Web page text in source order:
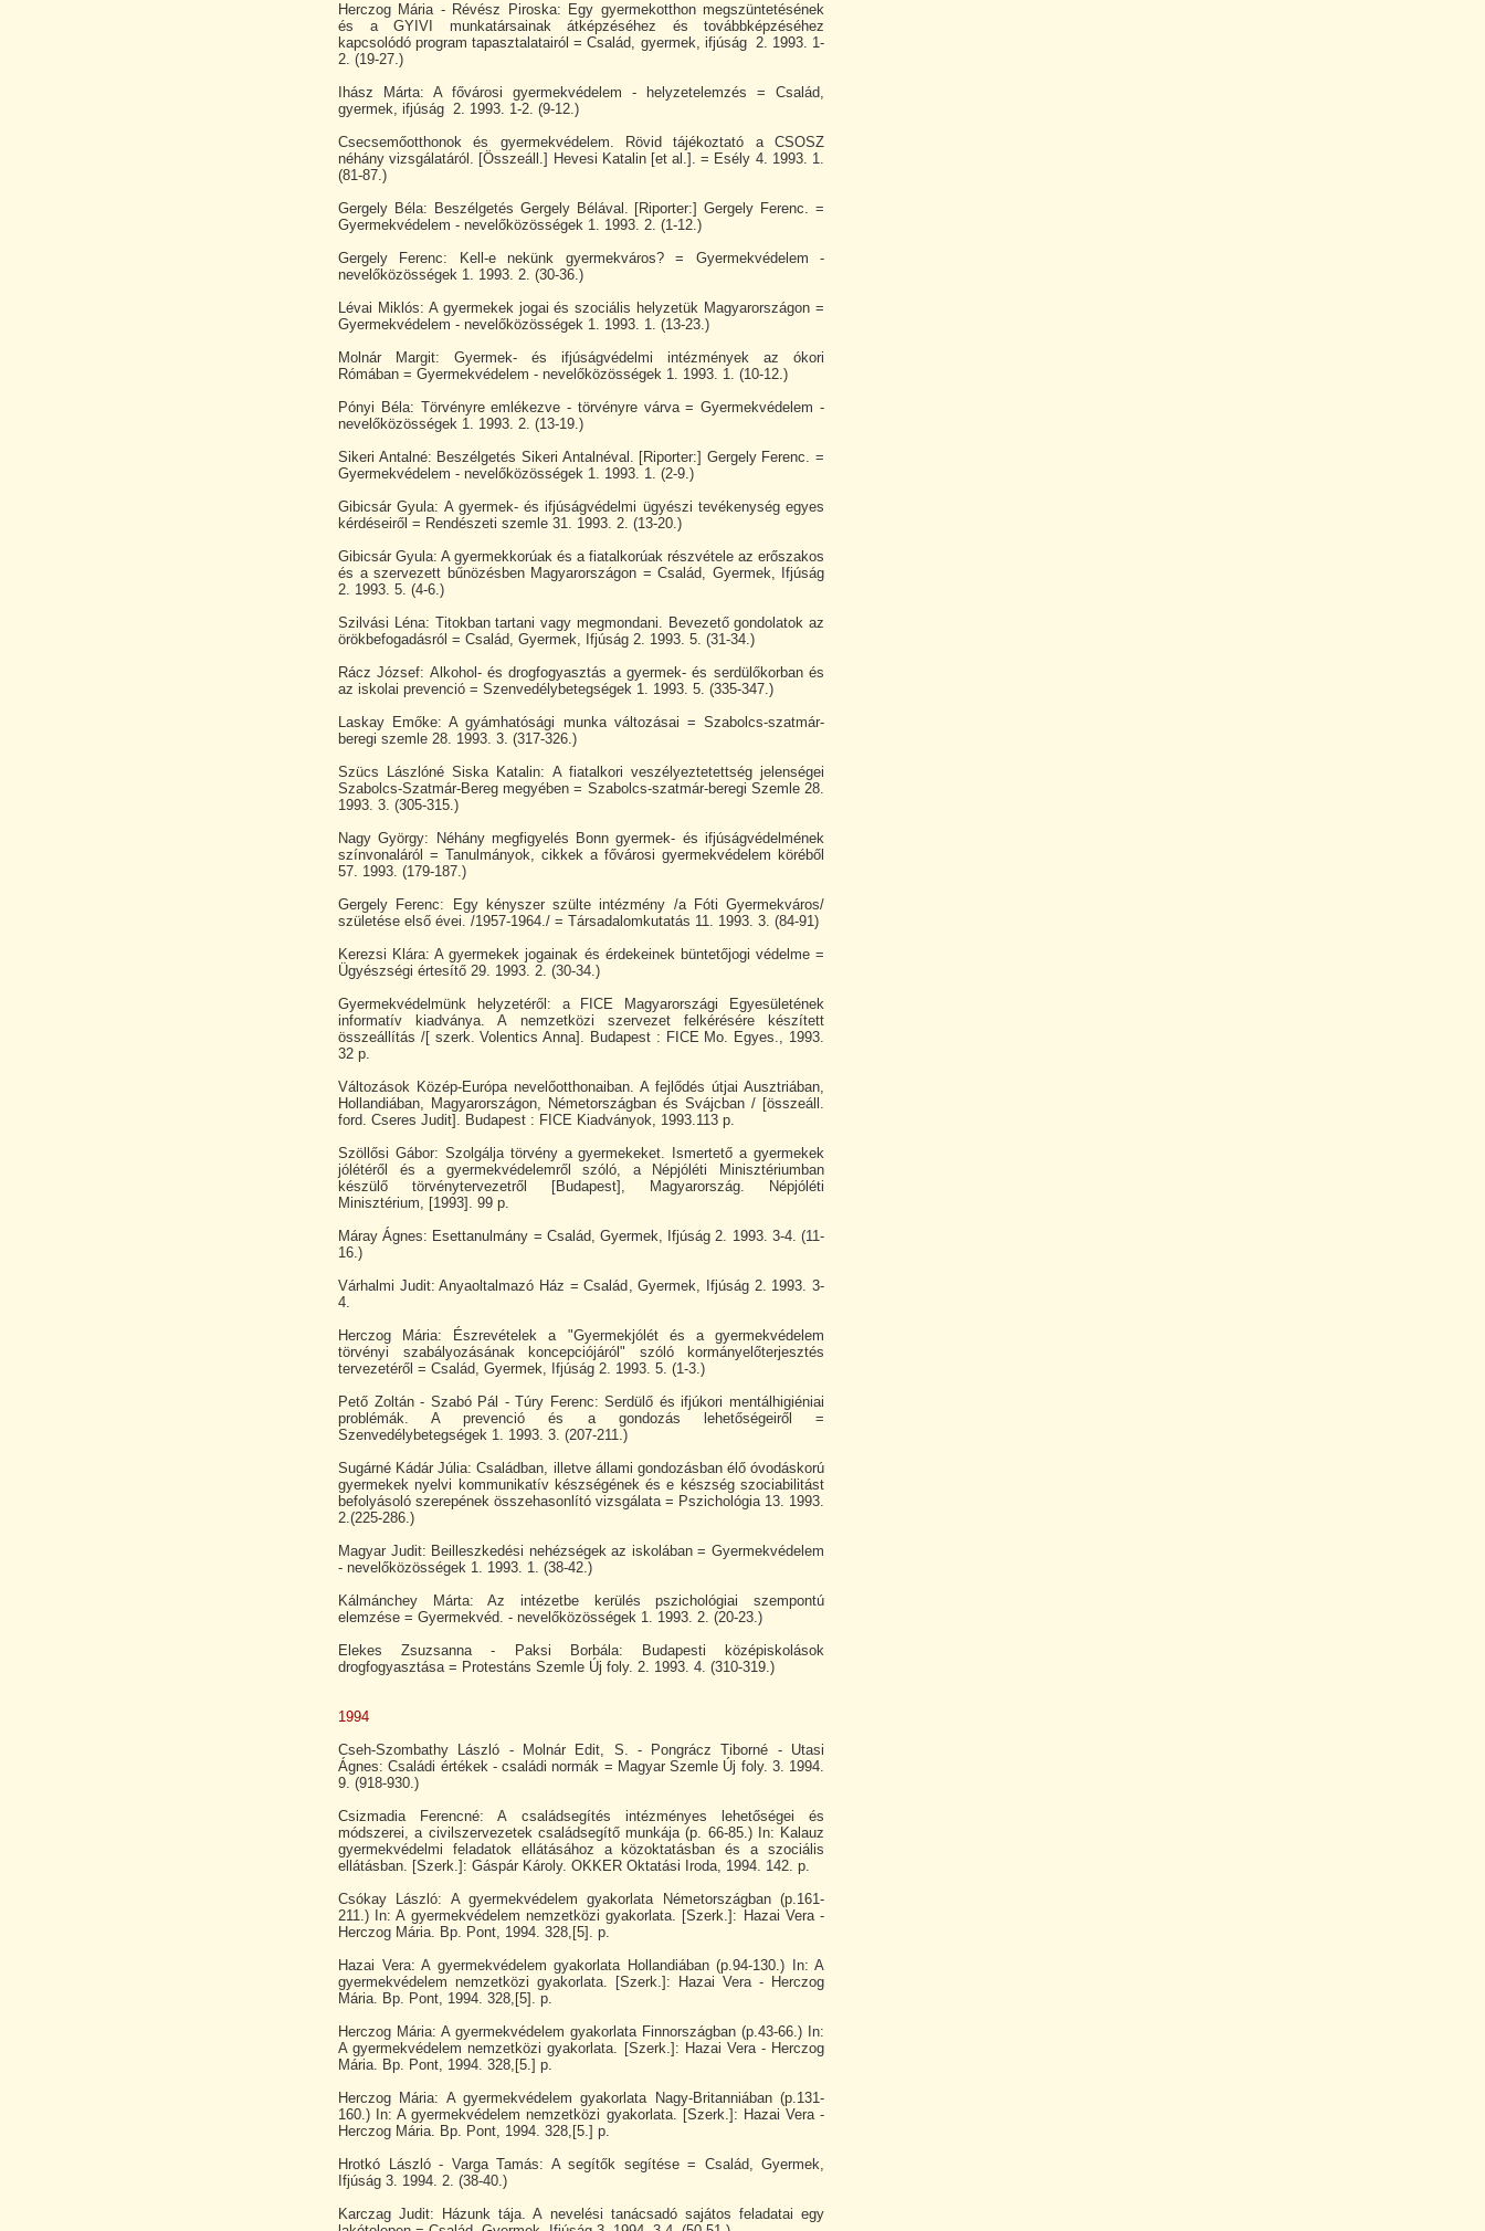
Herczog Mária - Révész Piroska: Egy gyermekotthon megszüntetésének
és a GYIVI munkatársainak átképzéséhez és továbbképzéséhez
kapcsolódó program tapasztalatairól = Család, gyermek, ifjúság 2. 1993. 1-
2. (19-27.)
Ihász Márta: A fővárosi gyermekvédelem - helyzetelemzés = Család,
gyermek, ifjúság 2. 1993. 1-2. (9-12.)
Csecsemőotthonok és gyermekvédelem. Rövid tájékoztató a CSOSZ
néhány vizsgálatáról. [Összeáll.] Hevesi Katalin [et al.]. = Esély 4. 1993. 1.
(81-87.)
Gergely Béla: Beszélgetés Gergely Bélával. [Riporter:] Gergely Ferenc. =
Gyermekvédelem - nevelőközösségek 1. 1993. 2. (1-12.)
Gergely Ferenc: Kell-e nekünk gyermekváros? = Gyermekvédelem -
nevelőközösségek 1. 1993. 2. (30-36.)
Lévai Miklós: A gyermekek jogai és szociális helyzetük Magyarországon =
Gyermekvédelem - nevelőközösségek 1. 1993. 1. (13-23.)
Molnár Margit: Gyermek- és ifjúságvédelmi intézmények az ókori
Rómában = Gyermekvédelem - nevelőközösségek 1. 1993. 1. (10-12.)
Pónyi Béla: Törvényre emlékezve - törvényre várva = Gyermekvédelem -
nevelőközösségek 1. 1993. 2. (13-19.)
Sikeri Antalné: Beszélgetés Sikeri Antalnéval. [Riporter:] Gergely Ferenc. =
Gyermekvédelem - nevelőközösségek 1. 1993. 1. (2-9.)
Gibicsár Gyula: A gyermek- és ifjúságvédelmi ügyészi tevékenység egyes
kérdéseiről = Rendészeti szemle 31. 1993. 2. (13-20.)
Gibicsár Gyula: A gyermekkorúak és a fiatalkorúak részvétele az erőszakos
és a szervezett bűnözésben Magyarországon = Család, Gyermek, Ifjúság
2. 1993. 5. (4-6.)
Szilvási Léna: Titokban tartani vagy megmondani. Bevezető gondolatok az
örökbefogadásról = Család, Gyermek, Ifjúság 2. 1993. 5. (31-34.)
Rácz József: Alkohol- és drogfogyasztás a gyermek- és serdülőkorban és
az iskolai prevenció = Szenvedélybetegségek 1. 1993. 5. (335-347.)
Laskay Emőke: A gyámhatósági munka változásai = Szabolcs-szatmár-
beregi szemle 28. 1993. 3. (317-326.)
Szücs Lászlóné Siska Katalin: A fiatalkori veszélyeztetettség jelenségei
Szabolcs-Szatmár-Bereg megyében = Szabolcs-szatmár-beregi Szemle 28.
1993. 3. (305-315.)
Nagy György: Néhány megfigyelés Bonn gyermek- és ifjúságvédelmének
színvonaláról = Tanulmányok, cikkek a fővárosi gyermekvédelem köréből
57. 1993. (179-187.)
Gergely Ferenc: Egy kényszer szülte intézmény /a Fóti Gyermekváros/
születése első évei. /1957-1964./ = Társadalomkutatás 11. 1993. 3. (84-91)
Kerezsi Klára: A gyermekek jogainak és érdekeinek büntetőjogi védelme =
Ügyészségi értesítő 29. 1993. 2. (30-34.)
Gyermekvédelmünk helyzetéről: a FICE Magyarországi Egyesületének
informatív kiadványa. A nemzetközi szervezet felkérésére készített
összeállítás /[ szerk. Volentics Anna]. Budapest : FICE Mo. Egyes., 1993.
32 p.
Változások Közép-Európa nevelőotthonaiban. A fejlődés útjai Ausztriában,
Hollandiában, Magyarországon, Németországban és Svájcban / [összeáll.
ford. Cseres Judit]. Budapest : FICE Kiadványok, 1993.113 p.
Szöllősi Gábor: Szolgálja törvény a gyermekeket. Ismertető a gyermekek
jólétéről és a gyermekvédelemről szóló, a Népjóléti Minisztériumban
készülő törvénytervezetről [Budapest], Magyarország. Népjóléti
Minisztérium, [1993]. 99 p.
Máray Ágnes: Esettanulmány = Család, Gyermek, Ifjúság 2. 1993. 3-4. (11-
16.)
Várhalmi Judit: Anyaoltalmazó Ház = Család, Gyermek, Ifjúság 2. 1993. 3-
4.
Herczog Mária: Észrevételek a "Gyermekjólét és a gyermekvédelem
törvényi szabályozásának koncepciójáról" szóló kormányelőterjesztés
tervezetéről = Család, Gyermek, Ifjúság 2. 1993. 5. (1-3.)
Pető Zoltán - Szabó Pál - Túry Ferenc: Serdülő és ifjúkori mentálhigiéniai
problémák. A prevenció és a gondozás lehetőségeiről =
Szenvedélybetegségek 1. 1993. 3. (207-211.)
Sugárné Kádár Júlia: Családban, illetve állami gondozásban élő óvodáskorú
gyermekek nyelvi kommunikatív készségének és e készség szociabilitást
befolyásoló szerepének összehasonlító vizsgálata = Pszichológia 13. 1993.
2.(225-286.)
Magyar Judit: Beilleszkedési nehézségek az iskolában = Gyermekvédelem
- nevelőközösségek 1. 1993. 1. (38-42.)
Kálmánchey Márta: Az intézetbe kerülés pszichológiai szempontú
elemzése = Gyermekvéd. - nevelőközösségek 1. 1993. 2. (20-23.)
Elekes Zsuzsanna - Paksi Borbála: Budapesti középiskolások
drogfogyasztása = Protestáns Szemle Új foly. 2. 1993. 4. (310-319.)
1994
Cseh-Szombathy László - Molnár Edit, S. - Pongrácz Tiborné - Utasi
Ágnes: Családi értékek - családi normák = Magyar Szemle Új foly. 3. 1994.
9. (918-930.)
Csizmadia Ferencné: A családsegítés intézményes lehetőségei és
módszerei, a civilszervezetek családsegítő munkája (p. 66-85.) In: Kalauz
gyermekvédelmi feladatok ellátásához a közoktatásban és a szociális
ellátásban. [Szerk.]: Gáspár Károly. OKKER Oktatási Iroda, 1994. 142. p.
Csókay László: A gyermekvédelem gyakorlata Németországban (p.161-
211.) In: A gyermekvédelem nemzetközi gyakorlata. [Szerk.]: Hazai Vera -
Herczog Mária. Bp. Pont, 1994. 328,[5]. p.
Hazai Vera: A gyermekvédelem gyakorlata Hollandiában (p.94-130.) In: A
gyermekvédelem nemzetközi gyakorlata. [Szerk.]: Hazai Vera - Herczog
Mária. Bp. Pont, 1994. 328,[5]. p.
Herczog Mária: A gyermekvédelem gyakorlata Finnországban (p.43-66.) In:
A gyermekvédelem nemzetközi gyakorlata. [Szerk.]: Hazai Vera - Herczog
Mária. Bp. Pont, 1994. 328,[5.] p.
Herczog Mária: A gyermekvédelem gyakorlata Nagy-Britanniában (p.131-
160.) In: A gyermekvédelem nemzetközi gyakorlata. [Szerk.]: Hazai Vera -
Herczog Mária. Bp. Pont, 1994. 328,[5.] p.
Hrotkó László - Varga Tamás: A segítők segítése = Család, Gyermek,
Ifjúság 3. 1994. 2. (38-40.)
Karczag Judit: Házunk tája. A nevelési tanácsadó sajátos feladatai egy